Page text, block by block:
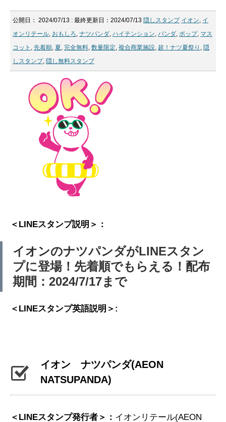
公開日： 2024/07/13 : 最終更新日：2024/07/13 隠しスタンプ イオン, イ
オンリテール, おもしろ, ナツパンダ, ハイテンション, パンダ, ポップ, マス
コット , 先着順, 夏, 完全無料, 数量限定, 複合商業施設, 超！ナツ夏祭り , 隠
しスタンプ, 隠し無料スタンプ
＜LINEスタンプ説明＞：
イオンのナツパンダがLINEスタン
プに登場！先着順でもらえる！配布
期間：2024/7/17まで
＜LINEスタンプ英語説明＞:
イオン ナツパンダ(AEON
NATSUPANDA)
＜LINEスタンプ発行者＞： イオンリテール(AEON